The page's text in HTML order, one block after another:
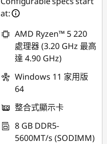
at:
AMD Ryzen™ 5 220
處理器 (3.20 GHz 最高
達 4.90 GHz)
Windows 11 家用版
64
整合式顯示卡
8 GB DDR5-
5600MT/s (SODIMM)